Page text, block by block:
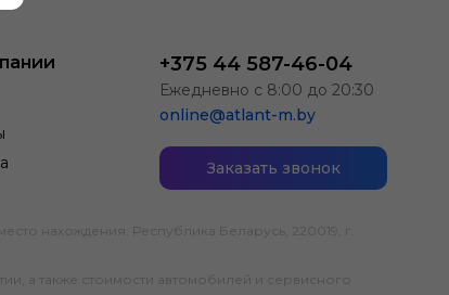
+375 44 587-46-04
Ежедневно с 8:00 до 20:30
online@atlant-m.by
Заказать звонок
нахождения: Республика Беларусь, 220019, г.
а также стоимости автомобилей и сервисного